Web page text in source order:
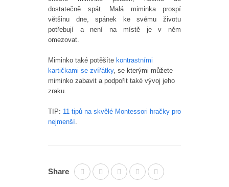
dostatečně spát. Malá miminka prospí
většinu dne, spánek ke svému životu
potřebují a není na místě je v něm
omezovat.
Miminko také potěšíte kontrastními
kartičkami se zvířátky, se kterými můžete
miminko zabavit a podpořit také vývoj jeho
zraku.
TIP: 11 tipů na skvělé Montessori hračky pro
nejmenší.
Share